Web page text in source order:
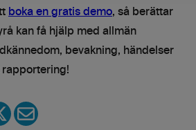
boka en gratis demo, så berättar
kan få hjälp med allmän
bevakning, händelser
rapportering!
on LinkedIn
Share on XShare via email